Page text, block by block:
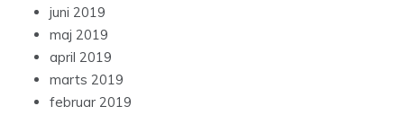
juni 2019
maj 2019
april 2019
marts 2019
februar 2019